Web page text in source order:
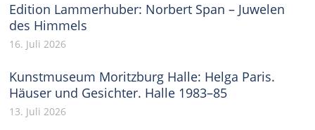
Edition Lammerhuber: Norbert Span – Juwelen
des Himmels
16. Juli 2026
Kunstmuseum Moritzburg Halle: Helga Paris.
Häuser und Gesichter. Halle 1983–85
13. Juli 2026